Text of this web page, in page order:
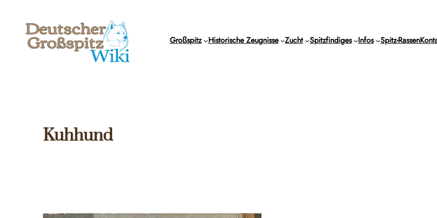
Inhalt
springen
Großspitz Historische Zeugnisse Zucht Spitzfindiges Infos Spitz-Rassen
Kuhhund